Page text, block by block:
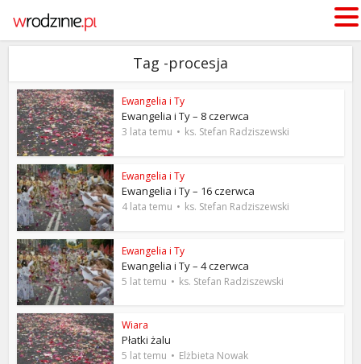
Tag -procesja
Ewangelia i Ty
Ewangelia i Ty – 8 czerwca
3 lata temu ks. Stefan Radziszewski
Ewangelia i Ty
Ewangelia i Ty – 16 czerwca
4 lata temu ks. Stefan Radziszewski
Ewangelia i Ty
Ewangelia i Ty – 4 czerwca
5 lat temu ks. Stefan Radziszewski
Wiara
Płatki żalu
5 lat temu Elżbieta Nowak